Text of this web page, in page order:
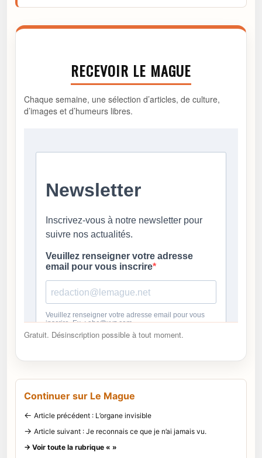
RECEVOIR LE MAGUE
Chaque semaine, une sélection d’articles, de culture,
d’images et d’humeurs libres.
Gratuit. Désinscription possible à tout moment.
Continuer sur Le Mague
← Article précédent : L’organe invisible
→ Article suivant : Je reconnais ce que je n’ai jamais vu.
→ Voir toute la rubrique « »